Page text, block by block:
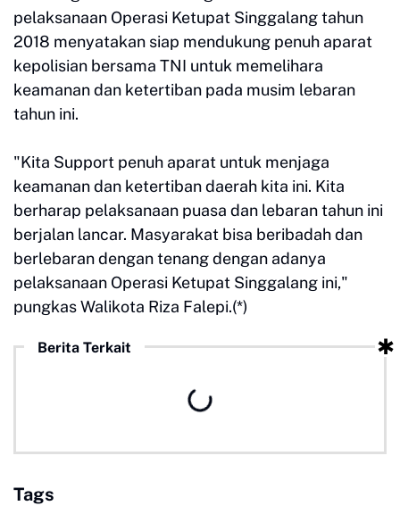
pelaksanaan Operasi Ketupat Singgalang tahun
2018 menyatakan siap mendukung penuh aparat
kepolisian bersama TNI untuk memelihara
keamanan dan ketertiban pada musim lebaran
tahun ini.
"Kita Support penuh aparat untuk menjaga
keamanan dan ketertiban daerah kita ini. Kita
berharap pelaksanaan puasa dan lebaran tahun ini
berjalan lancar. Masyarakat bisa beribadah dan
berlebaran dengan tenang dengan adanya
pelaksanaan Operasi Ketupat Singgalang ini,"
pungkas Walikota Riza Falepi.(*)
Berita Terkait
Tags